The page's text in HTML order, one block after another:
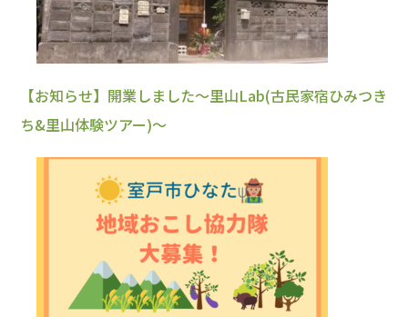
【お知らせ】開業しました～里山Lab(古民家宿ひみつき
ち&里山体験ツアー)～